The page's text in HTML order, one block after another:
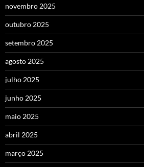
novembro 2025
outubro 2025
setembro 2025
agosto 2025
julho 2025
junho 2025
maio 2025
abril 2025
março 2025